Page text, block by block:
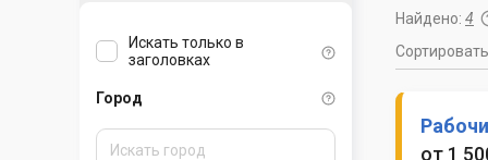
Искать только в
заголовках
Город
Найдено: 4
Сортировать
от 1